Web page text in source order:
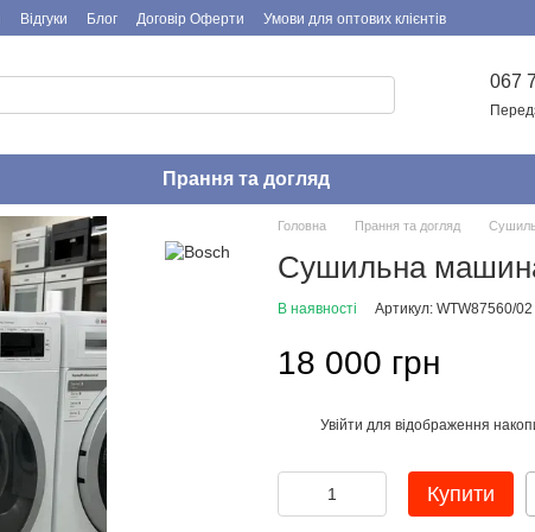
Відгуки Блог Договір Оферти Умови для оптових клієнтів
067
Прання та догляд
Головна Прання та догляд
Сушильна
В наявності Артикул: WTW87560/02
18 000 грн
Увійти для відображення
Купити